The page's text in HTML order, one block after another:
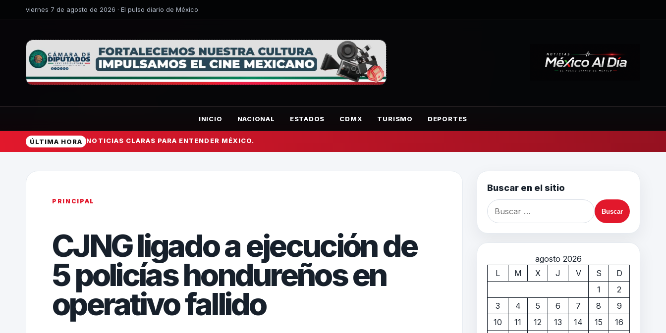
viernes 7 de agosto de 2026 · El pulso diario de México
INICIO NACIONAL ESTADOS CDMX TURISMO DEPORTES
ÚLTIMA HORA NOTICIAS CLARAS PARA ENTENDER MÉXICO.
PRINCIPAL
CJNG ligado a ejecución de
5 policías hondureños en
operativo fallido
Buscar en el sitio
agosto 2026
L
M X J V S
D
1
2
3
4 5 6 7 8
9
10
11 12 13 14 15
16